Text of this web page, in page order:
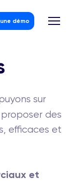
démo
sur
des
efficaces et
et